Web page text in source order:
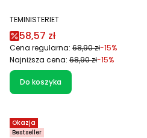
PRODUCENT
TEMINISTERIET
Cena promocyjna
58,57 zł
Cena regularna: 68,90 zł-15%
Najniższa cena: 68,90 zł-15%
Do koszyka
Okazja
Bestseller